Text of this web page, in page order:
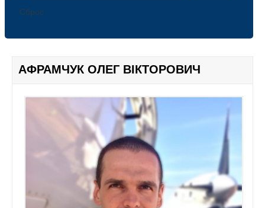
ПАРТНЕРИ
СЕРВІСИ
U-NEWS
INFO ROOM
В ЧАС ПІК
UA НОВИНИ
НОВИНИ Ю ІНФО
NEW FORMAT
THE EPOCH TIMES
Сброс
АФРАМЧУК ОЛЕГ ВІКТОРОВИЧ